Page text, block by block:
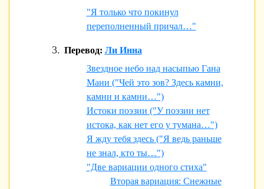
"Я только что покинул
переполненный причал…"
Перевод: Ли Инна
Звездное небо над насыпью Гана
Мани ("Чей это зов? Здесь камни,
камни и камни…")
Истоки поэзии ("У поэзии нет
истока, как нет его у тумана…")
Я жду тебя здесь ("Я ведь раньше
не знал, кто ты…")
"Две вариации одного стиха"
Вторая вариация: Снежные